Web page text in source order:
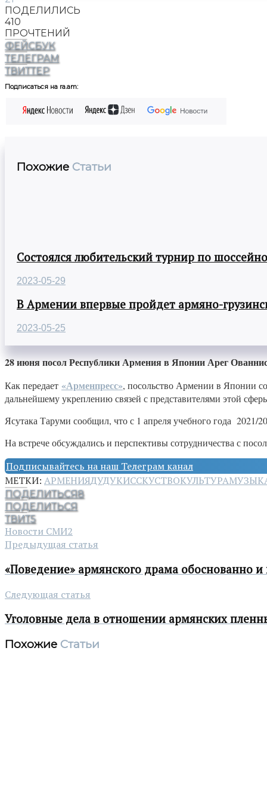
ПОДЕЛИЛИСЬ
410
ПРОЧТЕНИЙ
ФЕЙСБУК
ТЕЛЕГРАМ
ТВИТТЕР
Подписаться на ra.am:
Похожие Статьи
Состоялся любительский турнир по
2023-05-29
В Армении впервые пройдет армяно-
2023-05-25
28 июня посол Республики Армения в Японии Арег
Как передает «Арменпресс», посольство Армении в Японии
дальнейшему укреплению связей с представителями этой
Ясутака Таруми сообщил, что с 1 апреля учебного года
На встрече обсуждались и перспективы сотрудничества с
Подписывайтесь на наш Телеграм канал
МЕТКИ: АРМЕНИЯДУДУКИССКУСТВОКУЛЬТУРА
ПОДЕЛИТЬСЯ8
ПОДЕЛИТЬСЯ
ТВИТ5
Новости СМИ2
Предыдущая статья
«Поведение» армянского драма обоснованно и
Следующая статья
Уголовные дела в отношении армянских
Похожие Статьи